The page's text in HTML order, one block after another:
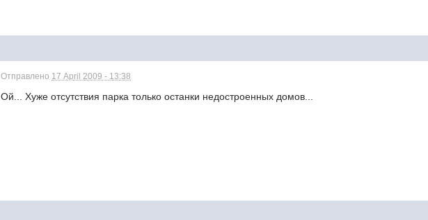
Отправлено 17 April 2009 - 13:38
Ой... Хуже отсутствия парка только останки недостроенных домов...